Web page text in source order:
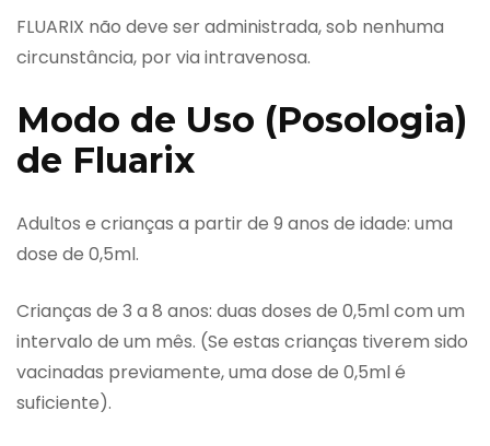
FLUARIX não deve ser administrada, sob nenhuma
circunstância, por via intravenosa.
Modo de Uso (Posologia)
de Fluarix
Adultos e crianças a partir de 9 anos de idade: uma
dose de 0,5ml.
Crianças de 3 a 8 anos: duas doses de 0,5ml com um
intervalo de um mês. (Se estas crianças tiverem sido
vacinadas previamente, uma dose de 0,5ml é
suficiente).